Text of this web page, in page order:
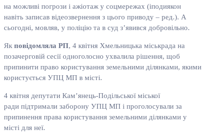
на можливі погрози і ажіотаж у соцмережах (іподиякон
навіть записав відеозвернення з цього приводу – ред.). А
сьогодні, мовляв, у поліцію та в суд з’явився добровільно.
Як повідомляла РП, 4 квітня Хмельницька міськрада на
позачерговій сесії одноголосно ухвалила рішення, щоб
припинити право користування земельними ділянками, якими
користується УПЦ МП в місті.
4 квітня депутати Кам’янець-Подільської міської
ради підтримали заборону УПЦ МП і проголосували за
припинення права користування земельними ділянками у
місті для неї.